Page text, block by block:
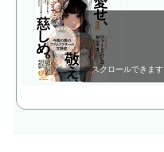
スクロールできます